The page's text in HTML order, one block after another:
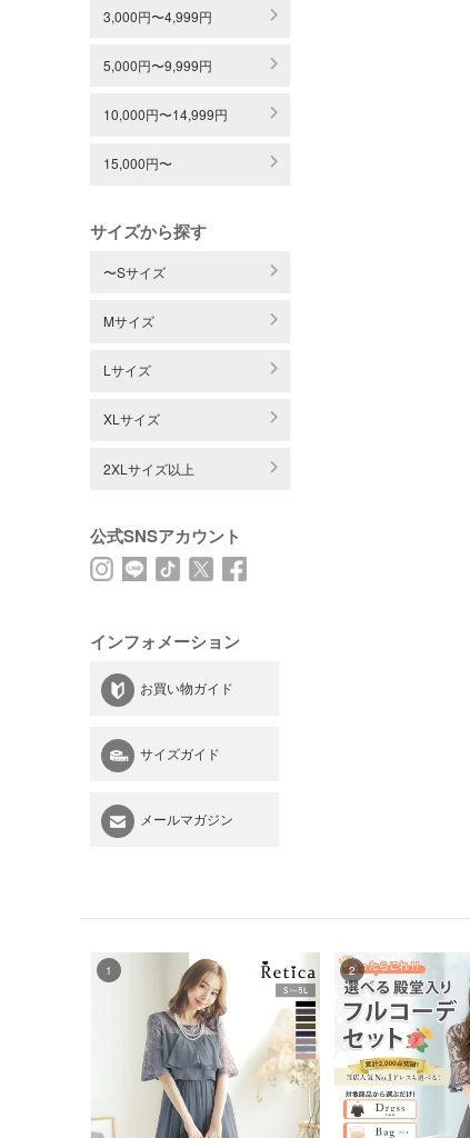
3,000円〜4,999円
5,000円〜9,999円
10,000円〜14,999円
15,000円〜
サイズから探す
〜Sサイズ
Mサイズ
Lサイズ
XLサイズ
2XLサイズ以上
公式SNSアカウント
インフォメーション
お買い物ガイド
サイズガイド
メールマガジン